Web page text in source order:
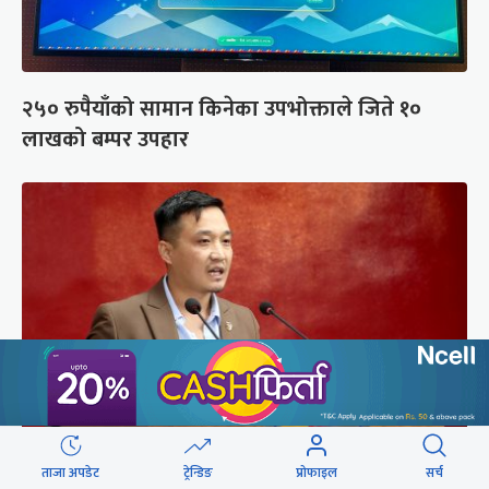
२५० रुपैयाँको सामान किनेका उपभोक्ताले जिते १०
लाखको बम्पर उपहार
ताजा अपडेट ट्रेन्डिङ प्रोफाइल सर्च